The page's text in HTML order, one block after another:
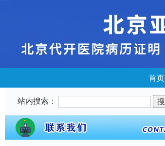
首页
站内搜索：